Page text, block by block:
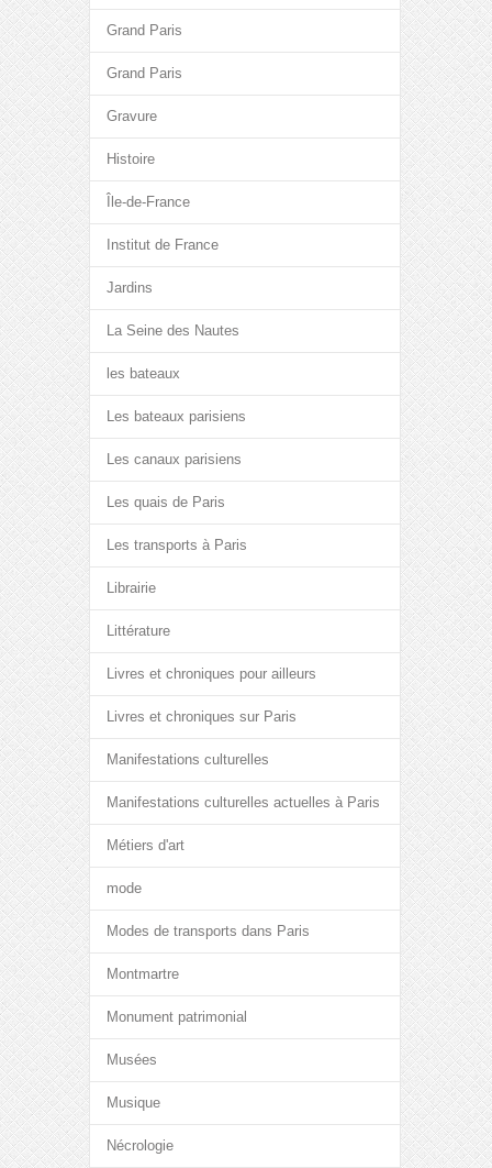
Grand Paris
Grand Paris
Gravure
Histoire
Île-de-France
Institut de France
Jardins
La Seine des Nautes
les bateaux
Les bateaux parisiens
Les canaux parisiens
Les quais de Paris
Les transports à Paris
Librairie
Littérature
Livres et chroniques pour ailleurs
Livres et chroniques sur Paris
Manifestations culturelles
Manifestations culturelles actuelles à Paris
Métiers d'art
mode
Modes de transports dans Paris
Montmartre
Monument patrimonial
Musées
Musique
Nécrologie